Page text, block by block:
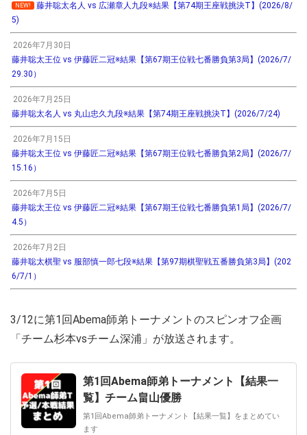
NEW!
藤井聡太名人 vs 広瀬章人九段※結果【第74期王座戦挑決T】(2026/8/
5)
2026年7月30日
藤井聡太王位 vs 伊藤匠二冠※結果【第67期王位戦七番勝負第3局】(2026/7/
29.30）
2026年7月25日
藤井聡太名人 vs 丸山忠久九段※結果【第74期王座戦挑決T】(2026/7/24)
2026年7月15日
藤井聡太王位 vs 伊藤匠二冠※結果【第67期王位戦七番勝負第2局】(2026/7/
15.16）
2026年7月5日
藤井聡太王位 vs 伊藤匠二冠※結果【第67期王位戦七番勝負第1局】(2026/7/
4.5）
2026年7月2日
藤井聡太棋聖 vs 服部慎一郎七段※結果【第97期棋聖戦五番勝負第3局】(202
6/7/1）
3/12に第1回Abema師弟トーナメントのスピンオフ企画
「チーム杉本vsチーム深浦」が放送されます。
第1回Abema師弟トーナメント【結果一
覧】チーム畠山優勝
第1回Abema師弟トーナメント【結果一覧】をまとめてい
ます